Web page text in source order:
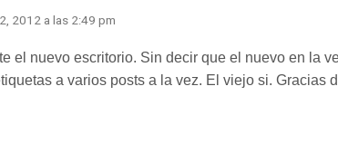
2012 a las 2:49 pm
el nuevo escritorio. Sin decir que el nuevo en la
a varios posts a la vez. El viejo si. Gracias